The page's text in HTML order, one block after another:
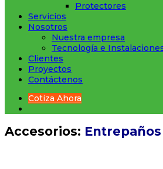
Protectores
Servicios
Nosotros
Nuestra empresa
Tecnología e
Clientes
Proyectos
Contáctenos
Cotiza Ahora
Accesorios: Entrepaños